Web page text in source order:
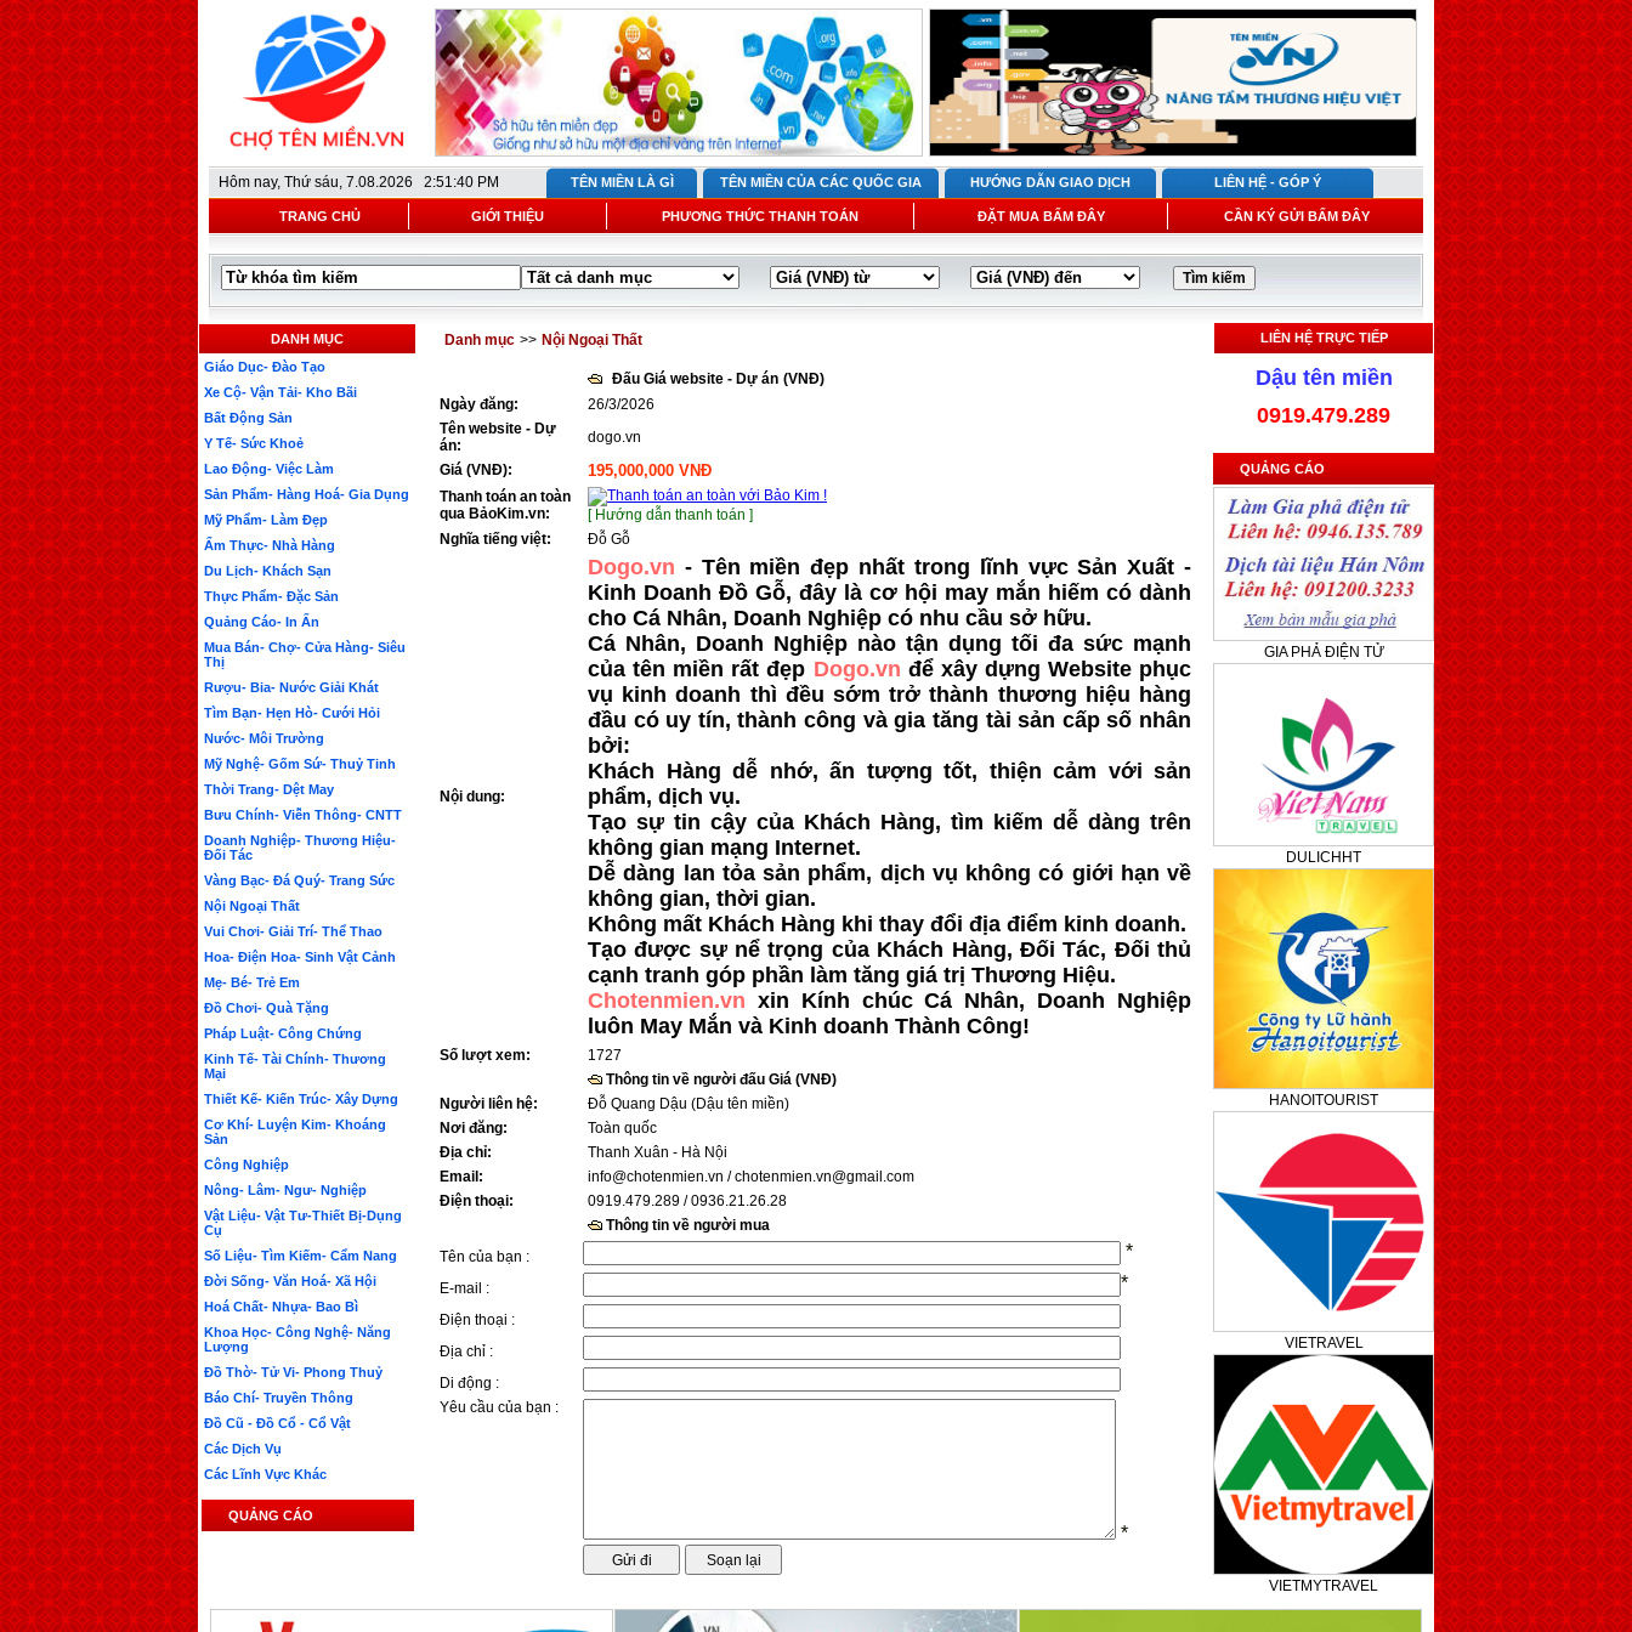
Hôm nay, Thứ sáu, 7.08.2026 2:51:40 PM TÊN MIỀN LÀ GÌ TÊN MIỀN CỦA CÁC QUỐC GIA HƯỚNG DẪN GIAO DỊCH LIÊN HỆ - GÓP Ý
TRANG CHỦ GIỚI THIỆU PHƯƠNG THỨC THANH TOÁN ĐẶT MUA BẤM ĐÂY CẦN KÝ GỬI BẤM ĐÂY
DANH MỤC
Giáo Dục- Đào Tạo
Xe Cộ- Vận Tải- Kho Bãi
Bất Động Sản
Y Tế- Sức Khoẻ
Lao Động- Việc Làm
Sản Phẩm- Hàng Hoá- Gia Dụng
Mỹ Phẩm- Làm Đẹp
Ẩm Thực- Nhà Hàng
Du Lịch- Khách Sạn
Thực Phẩm- Đặc Sản
Quảng Cáo- In Ấn
Mua Bán- Chợ- Cửa Hàng- Siêu
Thị
Rượu- Bia- Nước Giải Khát
Tìm Bạn- Hẹn Hò- Cưới Hỏi
Nước- Môi Trường
Mỹ Nghệ- Gốm Sứ- Thuỷ Tinh
Thời Trang- Dệt May
Bưu Chính- Viễn Thông- CNTT
Doanh Nghiệp- Thương Hiệu-
Đối Tác
Vàng Bạc- Đá Quý- Trang Sức
Nội Ngoại Thất
Vui Chơi- Giải Trí- Thể Thao
Hoa- Điện Hoa- Sinh Vật Cảnh
Mẹ- Bé- Trẻ Em
Đồ Chơi- Quà Tặng
Pháp Luật- Công Chứng
Kinh Tế- Tài Chính- Thương
Mại
Thiết Kế- Kiến Trúc- Xây Dựng
Cơ Khí- Luyện Kim- Khoáng
Sản
Công Nghiệp
Nông- Lâm- Ngư- Nghiệp
Vật Liệu- Vật Tư-Thiết Bị-Dụng
Cụ
Số Liệu- Tìm Kiếm- Cẩm Nang
Đời Sống- Văn Hoá- Xã Hội
Hoá Chất- Nhựa- Bao Bì
Khoa Học- Công Nghệ- Năng
Lượng
Đồ Thờ- Tử Vi- Phong Thuỷ
Báo Chí- Truyền Thông
Đồ Cũ - Đồ Cổ - Cổ Vật
Các Dịch Vụ
Các Lĩnh Vực Khác
QUẢNG CÁO
Danh mục >> Nội Ngoại Thất
Đấu Giá website - Dự án (VNĐ)
Ngày đăng:
26/3/2026
Tên website - Dự
án:
dogo.vn
Giá (VNĐ):
195,000,000 VNĐ
Thanh toán an toàn
qua BảoKim.vn:
[ Hướng dẫn thanh toán ]
Nghĩa tiếng việt:
Đỗ Gỗ
Nội dung:
Dogo.vn - Tên miền đẹp nhất trong lĩnh vực Sản Xuất -
Kinh Doanh Đồ Gỗ, đây là cơ hội may mắn hiếm có dành
cho Cá Nhân, Doanh Nghiệp có nhu cầu sở hữu.
Cá Nhân, Doanh Nghiệp nào tận dụng tối đa sức mạnh
của tên miền rất đẹp Dogo.vn để xây dựng Website phục
vụ kinh doanh thì đều sớm trở thành thương hiệu hàng
đầu có uy tín, thành công và gia tăng tài sản cấp số nhân
bởi:
Khách Hàng dễ nhớ, ấn tượng tốt, thiện cảm với sản
phẩm, dịch vụ.
Tạo sự tin cậy của Khách Hàng, tìm kiếm dễ dàng trên
không gian mạng Internet.
Dễ dàng lan tỏa sản phẩm, dịch vụ không có giới hạn về
không gian, thời gian.
Không mất Khách Hàng khi thay đổi địa điểm kinh doanh.
Tạo được sự nể trọng của Khách Hàng, Đối Tác, Đối thủ
cạnh tranh góp phần làm tăng giá trị Thương Hiệu.
Chotenmien.vn xin Kính chúc Cá Nhân, Doanh Nghiệp
luôn May Mắn và Kinh doanh Thành Công!
Số lượt xem:
1727
Thông tin về người đấu Giá (VNĐ)
Người liên hệ:
Đỗ Quang Dậu (Dậu tên miền)
Nơi đăng:
Toàn quốc
Địa chỉ:
Thanh Xuân - Hà Nội
Email:
info@chotenmien.vn / chotenmien.vn@gmail.com
Điện thoại:
0919.479.289 / 0936.21.26.28
Thông tin về người mua
Tên của bạn :
*
E-mail : *
Điện thoại :
Địa chỉ :
Di động :
Yêu cầu của bạn :
*
LIÊN HỆ TRỰC TIẾP
Dậu tên miền
0919.479.289
QUẢNG CÁO
GIA PHẢ ĐIỆN TỬ
DULICHHT
HANOITOURIST
VIETRAVEL
VIETMYTRAVEL